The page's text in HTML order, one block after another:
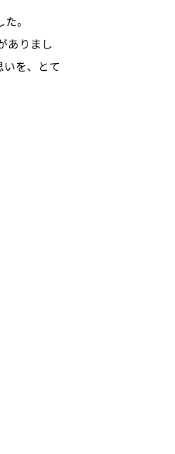
。
ありまし
を、とて